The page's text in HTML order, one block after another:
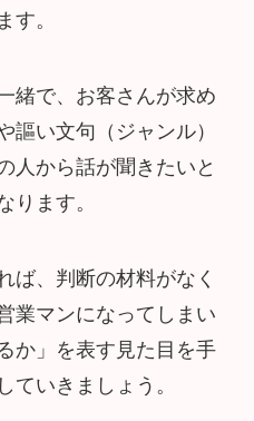
す。
緒で、お客さんが求め
謳い文句（ジャンル）
人から話が聞きたいと
ります。
ば、判断の材料がなく
業マンになってしまい
か」を表す見た目を手
ていきましょう。